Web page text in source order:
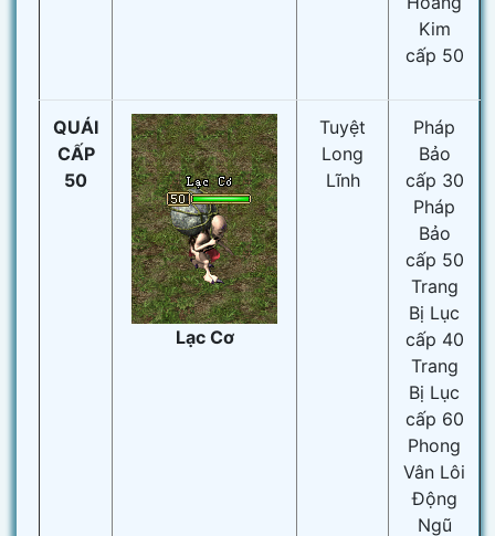
Kim
cấp 50
QUÁI
CẤP
50
Lạc Cơ
Tuyệt
Long
Lĩnh
Pháp
Bảo
cấp 30
Pháp
Bảo
cấp 50
Trang
Bị Lục
cấp 40
Trang
Bị Lục
cấp 60
Phong
Vân Lôi
Động
Ngũ